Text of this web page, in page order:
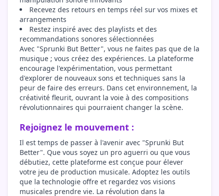
Recevez des retours en temps réel sur vos mixes et
arrangements
Restez inspiré avec des playlists et des
recommandations sonores sélectionnées
Avec "Sprunki But Better", vous ne faites pas que de la
musique ; vous créez des expériences. La plateforme
encourage l'expérimentation, vous permettant
d'explorer de nouveaux sons et techniques sans la
peur de faire des erreurs. Dans cet environnement, la
créativité fleurit, ouvrant la voie à des compositions
révolutionnaires qui pourraient changer la scène.
Rejoignez le mouvement :
Il est temps de passer à l'avenir avec "Sprunki But
Better". Que vous soyez un pro aguerri ou que vous
débutiez, cette plateforme est conçue pour élever
votre jeu de production musicale. Adoptez les outils
que la technologie offre et regardez vos visions
musicales prendre vie. La révolution dans la